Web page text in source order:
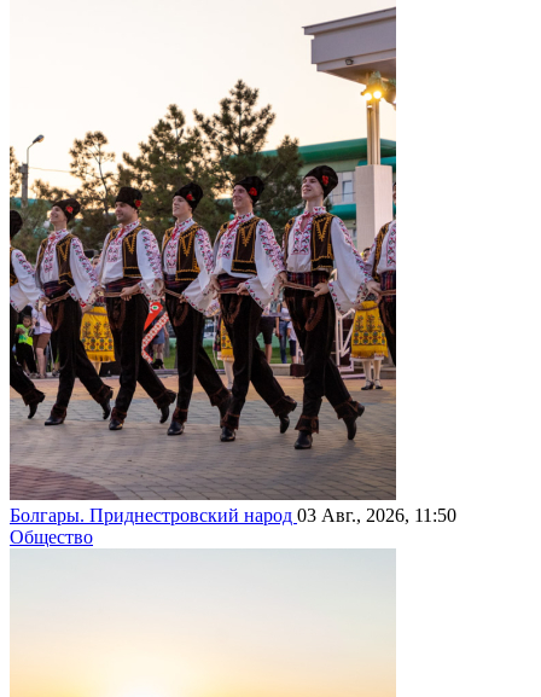
Болгары. Приднестровский народ 03 Авг., 2026, 11:50
Общество